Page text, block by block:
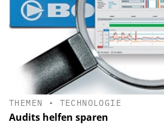
THEMEN • TECHNOLOGIE
Audits helfen sparen